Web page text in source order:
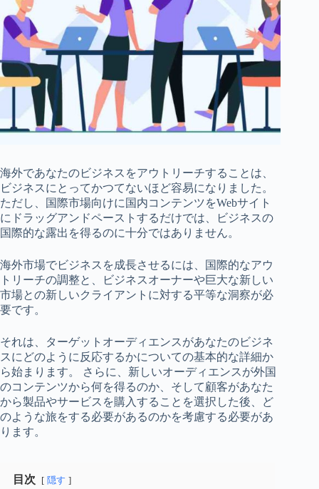
海外であなたのビジネスをアウトリーチすることは、
ビジネスにとってかつてないほど容易になりました。
ただし、国際市場向けに国内コンテンツをWebサイト
にドラッグアンドペーストするだけでは、ビジネスの
国際的な露出を得るのに十分ではありません。
海外市場でビジネスを成長させるには、国際的なアウ
トリーチの調整と、ビジネスオーナーや巨大な新しい
市場との新しいクライアントに対する平等な洞察が必
要です。
それは、ターゲットオーディエンスがあなたのビジネ
スにどのように反応するかについての基本的な詳細か
ら始まります。 さらに、新しいオーディエンスが外国
のコンテンツから何を得るのか、そして顧客があなた
から製品やサービスを購入することを選択した後、ど
のような旅をする必要があるのか​​を考慮する必要があ
ります。
目次 隠す